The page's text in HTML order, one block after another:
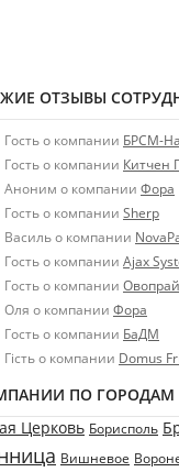
ОТЗЫВЫ
Гость о компании БРСМ-
Гость о компании Китчен
Аноним о компании Фора
Гость о компании Sherp
Василь о компании
Гость о компании Ajax
Гость о компании
Оля о компании Фора
Гость о компании БаДМ
Гість о компании Domus
ПО ГОРОДАМ
Церковь Борисполь
Вишневое